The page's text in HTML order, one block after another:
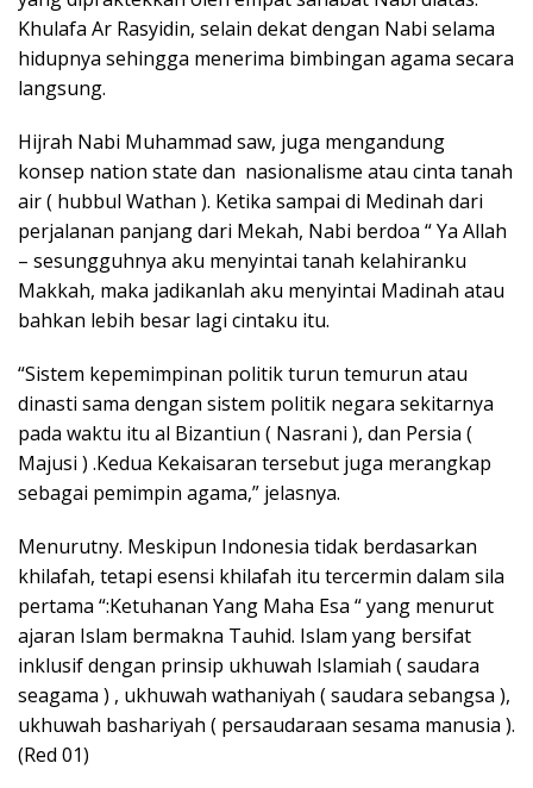
Khulafa Ar Rasyidin, selain dekat dengan Nabi selama
hidupnya sehingga menerima bimbingan agama secara
langsung.
Hijrah Nabi Muhammad saw, juga mengandung
konsep nation state dan nasionalisme atau cinta tanah
air ( hubbul Wathan ). Ketika sampai di Medinah dari
perjalanan panjang dari Mekah, Nabi berdoa “ Ya Allah
– sesungguhnya aku menyintai tanah kelahiranku
Makkah, maka jadikanlah aku menyintai Madinah atau
bahkan lebih besar lagi cintaku itu.
“Sistem kepemimpinan politik turun temurun atau
dinasti sama dengan sistem politik negara sekitarnya
pada waktu itu al Bizantiun ( Nasrani ), dan Persia (
Majusi ) .Kedua Kekaisaran tersebut juga merangkap
sebagai pemimpin agama,” jelasnya.
Menurutny. Meskipun Indonesia tidak berdasarkan
khilafah, tetapi esensi khilafah itu tercermin dalam sila
pertama “:Ketuhanan Yang Maha Esa “ yang menurut
ajaran Islam bermakna Tauhid. Islam yang bersifat
inklusif dengan prinsip ukhuwah Islamiah ( saudara
seagama ) , ukhuwah wathaniyah ( saudara sebangsa ),
ukhuwah bashariyah ( persaudaraan sesama manusia ).
(Red 01)